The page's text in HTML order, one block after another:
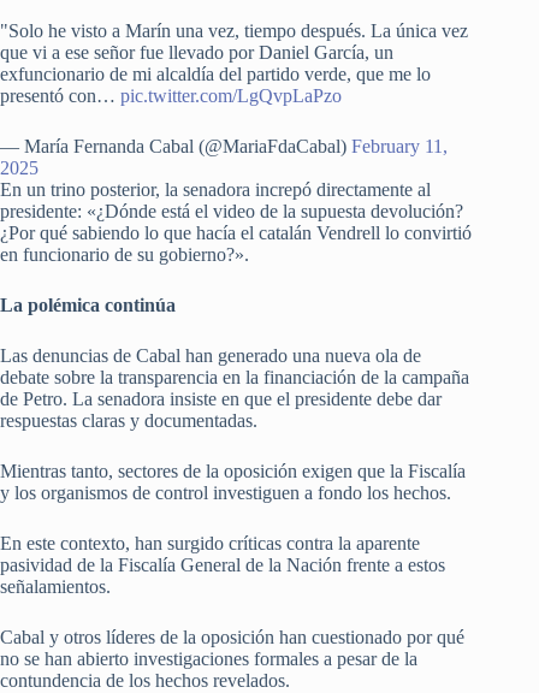
"Solo he visto a Marín una vez, tiempo después. La única vez
que vi a ese señor fue llevado por Daniel García, un
exfuncionario de mi alcaldía del partido verde, que me lo
presentó con… pic.twitter.com/LgQvpLaPzo
— María Fernanda Cabal (@MariaFdaCabal) February 11,
2025
En un trino posterior, la senadora increpó directamente al
presidente: «¿Dónde está el video de la supuesta devolución?
¿Por qué sabiendo lo que hacía el catalán Vendrell lo convirtió
en funcionario de su gobierno?».
La polémica continúa
Las denuncias de Cabal han generado una nueva ola de
debate sobre la transparencia en la financiación de la campaña
de Petro. La senadora insiste en que el presidente debe dar
respuestas claras y documentadas.
Mientras tanto, sectores de la oposición exigen que la Fiscalía
y los organismos de control investiguen a fondo los hechos.
En este contexto, han surgido críticas contra la aparente
pasividad de la Fiscalía General de la Nación frente a estos
señalamientos.
Cabal y otros líderes de la oposición han cuestionado por qué
no se han abierto investigaciones formales a pesar de la
contundencia de los hechos revelados.